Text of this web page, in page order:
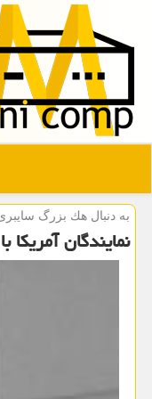
به دنبال هك بزرگ
نمایندگان